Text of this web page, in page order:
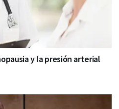
y la presión arterial